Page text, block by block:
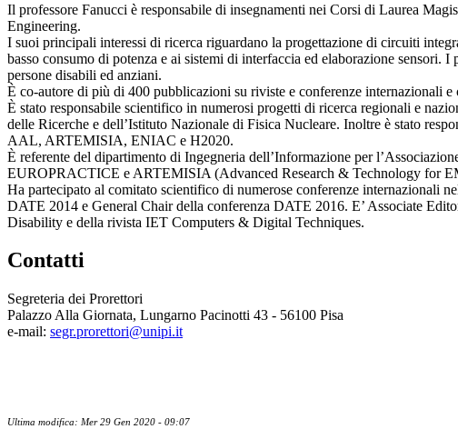
Il professore Fanucci è responsabile di insegnamenti nei Corsi di Laurea
Engineering.
I suoi principali interessi di ricerca riguardano la progettazione di circuiti
basso consumo di potenza e ai sistemi di interfaccia ed elaborazione
persone disabili ed anziani.
È co-autore di più di 400 pubblicazioni su riviste e conferenze internazionali
È stato responsabile scientifico in numerosi progetti di ricerca regionali e
delle Ricerche e dell’Istituto Nazionale di Fisica Nucleare. Inoltre è stato
AAL, ARTEMISIA, ENIAC e H2020.
È referente del dipartimento di Ingegneria dell’Informazione per
EUROPRACTICE e ARTEMISIA (Advanced Research & Technology for
Ha partecipato al comitato scientifico di numerose conferenze internazionali
DATE 2014 e General Chair della conferenza DATE 2016. E’ Associate
Disability e della rivista IET Computers & Digital Techniques.
Contatti
Segreteria dei Prorettori
Palazzo Alla Giornata, Lungarno Pacinotti 43 - 56100 Pisa
e-mail: segr.prorettori@unipi.it
Ultima modifica: Mer 29 Gen 2020 - 09:07